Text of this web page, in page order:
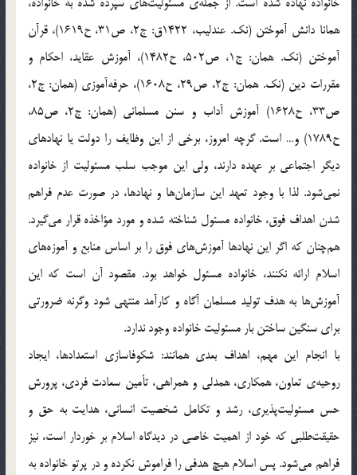
همانا دانش آموختن (نك. عندليب، 1422ق: ج2، ص31، ح1619)، قرآن
آموختن (نك. همان: ج1، ص502، ح1482)، آموزش عقايد، احكام و
مقررات دين (نك. همان: ج2، ص29، ح1608)، حرفه‌آموزي (همان: ج2،
ص33، ح1628) آموزش آداب و سنن مسلماني (همان: ج2، ص85،
ح1789) و… است. گرچه امروز، برخي از اين وظايف را دولت يا نهاد‌هاي
ديگر اجتماعي بر عهده دارند، ولي اين موجب سلب مسئوليت از خانواده
نمي‌شود. لذا با وجود تعهد اين سازمان‌ها و نهادها، در صورت عدم فراهم
شدن اهداف فوق، خانواده مسئول شناخته شده و مورد مؤاخذه قرار مي‌گيرد.
هم‌چنان كه اگر اين نهاد‌ها آموزش‌هاي فوق را بر اساس منابع و آموزه‌هاي
اسلام ارائه نكنند، خانواده مسئول خواهد بود. مقصود آن است كه اين
آموزش‌ها به هدف توليد مسلمان آگاه و كارآمد منتهي شود وگرنه ضرورتي
براي سنگين ساختن بار مسئوليت خانواده وجود ندارد.
با انجام اين مهم، اهداف بعدي همانند: شكوفاسازي استعدادها، ايجاد
روحيه‌ي تعاون، همكاري، همدلي و همراهي، تأمين سعادت فردي، پرورش
حس مسئوليت‌پذيري، رشد و تكامل شخصيت انساني، هدايت به حق و
حقيقت‌طلبي كه خود از اهميت خاصي در ديدگاه اسلام بر خوردار است، نيز
فراهم مي‌شود. پس اسلام هيچ هدفي را فراموش نكرده و در پرتو خانواده به